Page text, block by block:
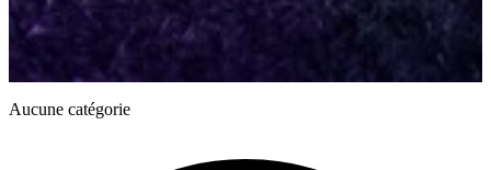
Aucune catégorie